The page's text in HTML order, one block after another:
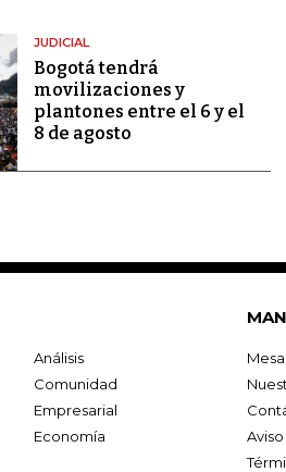
JUDICIAL
Bogotá tendrá
movilizaciones y
plantones entre el 6 y el
8 de agosto
Análisis
Comunidad
Empresarial
Economía